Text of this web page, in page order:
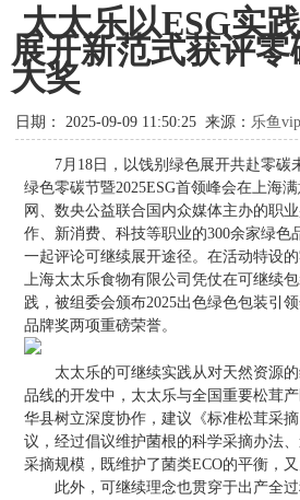
太太乐以ESG实
展开新范式获评
大奖
日期： 2025-09-09 11:50:25 来源： 乐鱼
7月18日，以饯别绿色展开共赴零碳
绿色零碳节暨2025ESG首领峰会在上海
网、数央公益联合国内众媒体主办的职
作、新消费、科技等职业的300余家绿色
一起评论可继续展开途径。在活动特设
上海太太乐食物有限公司凭仗在可继续
践，被组委会颁布2025出色绿色包装引
品牌奖两项重磅荣誉。
太太乐的可继续实践从对天然资源的
品线的开发中，太太乐与全国重要松茸
华县树立深度协作，建议《标准松茸采
议，经过倡议维护菌根的科学采摘办法
采摘规模，既维护了菌类ECO的平衡，
此外，可继续理念也贯穿于出产全过